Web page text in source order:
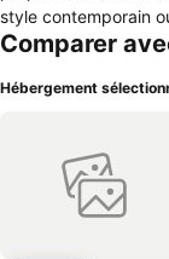
style contemporain
conditionné et
notre clientèle: WiFi,
réservant une
recharge pour
minutes de voiture. Le bus navette de la ville: assure la liaison entre
Comparer
Hébergement